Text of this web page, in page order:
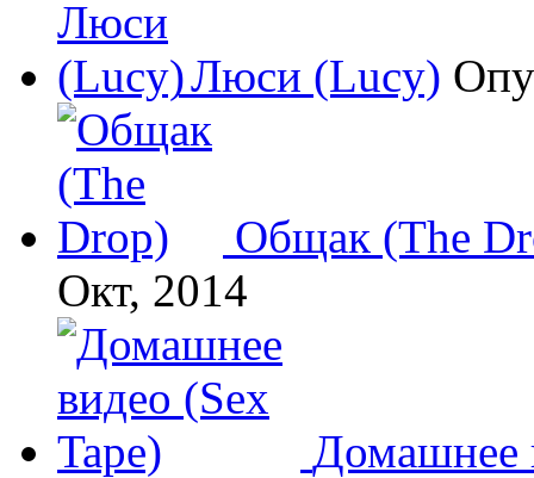
Люси (Lucy)
Общак (The
Окт, 2014
Домашнее